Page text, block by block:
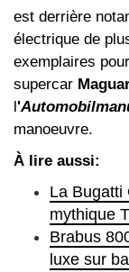
est derrière
électrique de
exemplaires
supercar
l'
manoeuvre.
À lire aussi:
La Bugatti
mythique
Brabus
luxe sur